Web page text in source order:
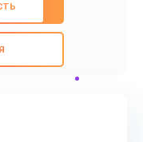
компонентов, а
- предоставить
записаться на